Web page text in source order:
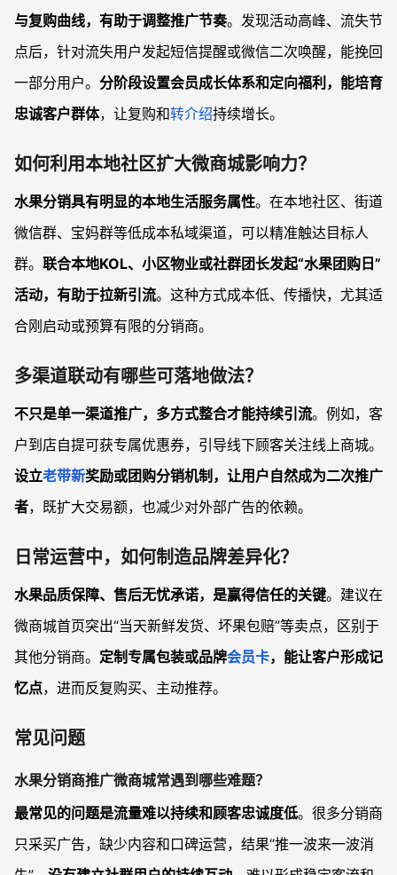
与复购曲线，有助于调整推广节奏。发现活动高峰、流失节
点后，针对流失用户发起短信提醒或微信二次唤醒，能挽回
一部分用户。 分阶段设置会员成长体系和定向福利，能培育
忠诚客户群体，让复购和转介绍持续增长。
如何利用本地社区扩大微商城影响力？
水果分销具有明显的本地生活服务属性。在本地社区、街道
微信群、宝妈群等低成本私域渠道，可以精准触达目标人
群。 联合本地KOL、小区物业或社群团长发起“水果团购日”
活动，有助于拉新引流。这种方式成本低、传播快，尤其适
合刚启动或预算有限的分销商。
多渠道联动有哪些可落地做法？
不只是单一渠道推广，多方式整合才能持续引流。例如，客
户到店自提可获专属优惠券，引导线下顾客关注线上商城。
设立老带新奖励或团购分销机制，让用户自然成为二次推广
者，既扩大交易额，也减少对外部广告的依赖。
日常运营中，如何制造品牌差异化？
水果品质保障、售后无忧承诺，是赢得信任的关键。建议在
微商城首页突出“当天新鲜发货、坏果包赔”等卖点，区别于
其他分销商。 定制专属包装或品牌会员卡，能让客户形成记
忆点，进而反复购买、主动推荐。
常见问题
水果分销商推广微商城常遇到哪些难题？
最常见的问题是流量难以持续和顾客忠诚度低。很多分销商
只采买广告，缺少内容和口碑运营，结果“推一波来一波消